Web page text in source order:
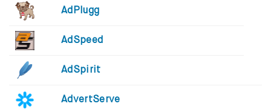
AdPlugg
AdSpeed
AdSpirit
AdvertServe